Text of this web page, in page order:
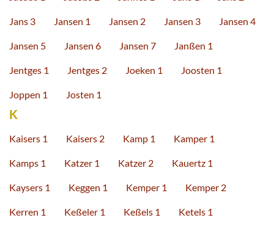
Jans 3 Jansen 1 Jansen 2 Jansen 3 Jansen 4
Jansen 5 Jansen 6 Jansen 7 Janßen 1
Jentges 1 Jentges 2 Joeken 1 Joosten 1
Joppen 1 Josten 1
K
Kaisers 1 Kaisers 2 Kamp 1 Kamper 1
Kamps 1 Katzer 1 Katzer 2 Kauertz 1
Kaysers 1 Keggen 1 Kemper 1 Kemper 2
Kerren 1 Keßeler 1 Keßels 1 Ketels 1